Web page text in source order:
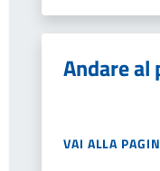
Andare al
VAI ALLA